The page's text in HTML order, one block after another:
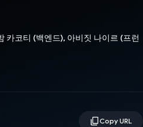
카코티 (백엔드), 아비짓 나이르 (프런